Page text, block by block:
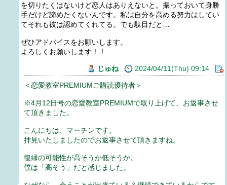
を切りたくはないけど恋人はありえないと。振っておいて身勝
手だけど諦めたくないんです。私は自分を高める努力はしてい
てそれも彼は認めてくれてる。でも駄目だと…
ぜひアドバイスをお願いします。
よろしくお願いします！！
じゅね 2024/04/11(Thu) 09:14
＜恋愛教室PREMIUMご購読優待者＞
※4月12日号の恋愛教室PREMIUMで取り上げて、お返事させ
て頂きました。
こんにちは、マーチンです。
拝見いたしましたのでお返事させて頂きますね。
復縁の可能性が高そうか低そうか。
僕は「高そう」だと感じました。